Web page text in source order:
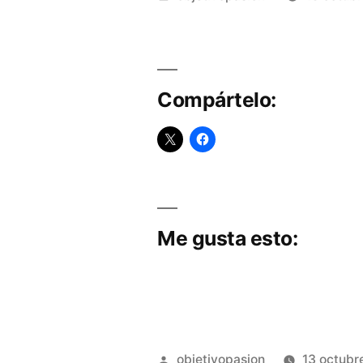
Compártelo:
Me gusta esto:
Publicado
objetivopasion 13